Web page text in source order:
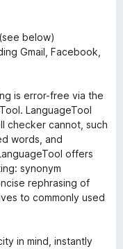
below)
Gmail, Facebook,
is error-free via the
LanguageTool
checker cannot, such
words, and
offers
synonym
rephrasing of
to commonly used
in mind, instantly